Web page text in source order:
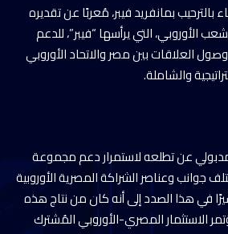
بالترحيب بمانفريد فيبر، مُعربًا عن تقديره
الأوروبي، التي يرأسها “فيبر”، للدعم
العلاقات بين مصر والاتحاد الأوروبي
والشاملة.
عن تطلعه لاستمرار دعم مجموعة
جوانب وعناصر الشراكة المصرية الأوروبية
في هذا الصدد إلى أنه كان من نتاج هذه
الاستثمار المصري-الأوروبي المُشترك